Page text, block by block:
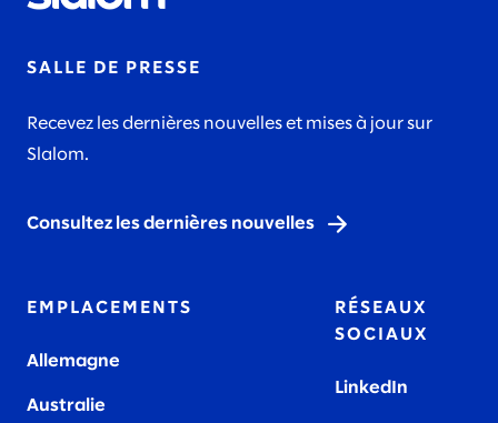
SALLE DE PRESSE
Recevez les dernières nouvelles et mises à jour sur
Slalom.
Consultez les dernières nouvelles
EMPLACEMENTS
Allemagne
Australie
RÉSEAUX
SOCIAUX
LinkedIn